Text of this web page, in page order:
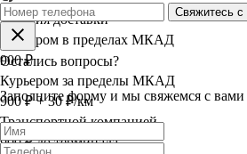
Условия доставки
Курьером в пределах МКАД
900 ₽
Курьером за пределы МКАД
900 ₽ + 30 ₽/км
Транспортной компанией
900 ₽ до терминала
Свяжитесь с
Остались вопросы?
Заполните форму и мы свяжемся с